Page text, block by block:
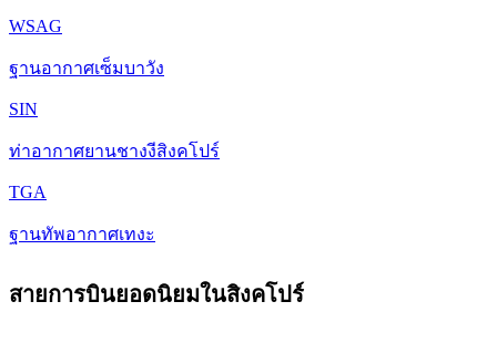
WSAG
ฐานอากาศเซ็มบาวัง
SIN
ท่าอากาศยานชางงีสิงคโปร์
TGA
ฐานทัพอากาศเทงะ
สายการบินยอดนิยมในสิงคโปร์